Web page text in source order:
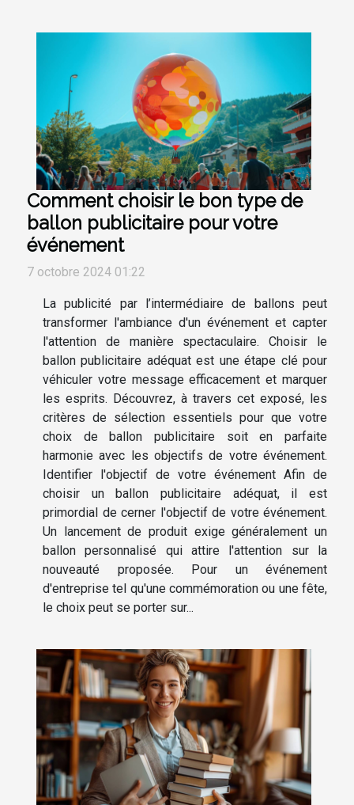
Comment choisir le bon type de
ballon publicitaire pour votre
événement
7 octobre 2024 01:22
La publicité par l’intermédiaire de ballons peut
transformer l'ambiance d'un événement et capter
l'attention de manière spectaculaire. Choisir le
ballon publicitaire adéquat est une étape clé pour
véhiculer votre message efficacement et marquer
les esprits. Découvrez, à travers cet exposé, les
critères de sélection essentiels pour que votre
choix de ballon publicitaire soit en parfaite
harmonie avec les objectifs de votre événement.
Identifier l'objectif de votre événement Afin de
choisir un ballon publicitaire adéquat, il est
primordial de cerner l'objectif de votre événement.
Un lancement de produit exige généralement un
ballon personnalisé qui attire l'attention sur la
nouveauté proposée. Pour un événement
d'entreprise tel qu'une commémoration ou une fête,
le choix peut se porter sur...